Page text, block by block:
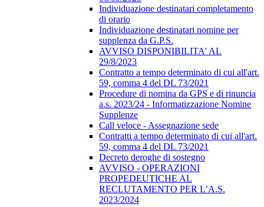
Individuazione destinatari completamento
di orario
Individuazione destinatari nomine per
supplenza da G.P.S.
AVVISO DISPONIBILITA' AL
29/8/2023
Contratto a tempo determinato di cui all'art.
59, comma 4 del DL 73/2021
Procedure di nomina da GPS e di rinuncia
a.s. 2023/24 - Informatizzazione Nomine
Supplenze
Call veloce - Assegnazione sede
Contratti a tempo determinato di cui all'art.
59, comma 4 del DL 73/2021
Decreto deroghe di sostegno
AVVISO - OPERAZIONI
PROPEDEUTICHE AL
RECLUTAMENTO PER L’A.S.
2023/2024